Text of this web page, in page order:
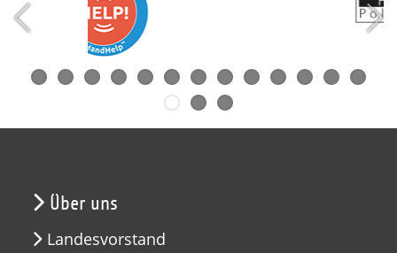
Über uns
Landesvorstand